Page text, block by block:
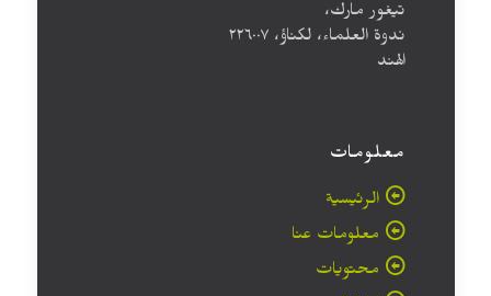
تيغور مارك،
ندوة العلماء، لكناؤ، ۲۲٦۰۰۷
الهند
معلومات
الرئيسية
معلومات عنا
محتويات